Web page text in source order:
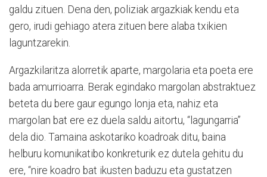
galdu zituen. Dena den, poliziak argazkiak kendu eta
gero, irudi gehiago atera zituen bere alaba txikien
laguntzarekin.
Argazkilaritza alorretik aparte, margolaria eta poeta ere
bada amurrioarra. Berak egindako margolan abstraktuez
beteta du bere gaur egungo lonja eta, nahiz eta
margolan bat ere ez duela saldu aitortu, “lagungarria”
dela dio. Tamaina askotariko koadroak ditu, baina
helburu komunikatibo konkreturik ez dutela gehitu du
ere, “nire koadro bat ikusten baduzu eta gustatzen